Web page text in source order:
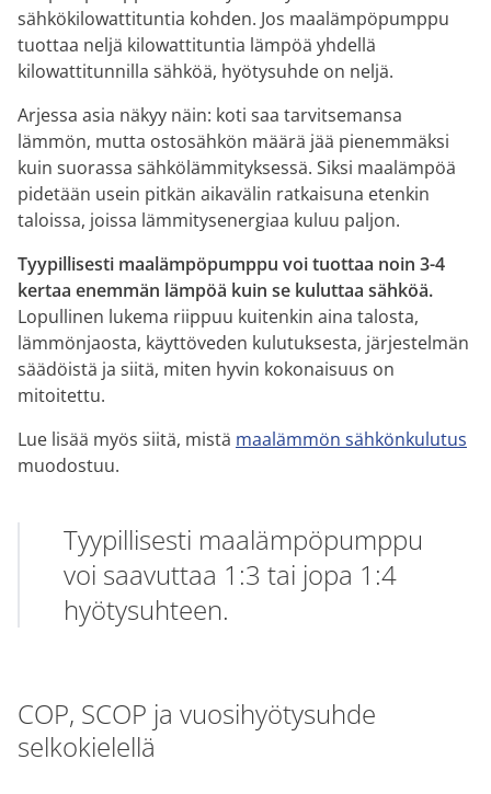
sähkökilowattituntia kohden. Jos maalämpöpumppu
tuottaa neljä kilowattituntia lämpöä yhdellä
kilowattitunnilla sähköä, hyötysuhde on neljä.
Arjessa asia näkyy näin: koti saa tarvitsemansa
lämmön, mutta ostosähkön määrä jää pienemmäksi
kuin suorassa sähkölämmityksessä. Siksi maalämpöä
pidetään usein pitkän aikavälin ratkaisuna etenkin
taloissa, joissa lämmitysenergiaa kuluu paljon.
Tyypillisesti maalämpöpumppu voi tuottaa noin 3-4
kertaa enemmän lämpöä kuin se kuluttaa sähköä.
Lopullinen lukema riippuu kuitenkin aina talosta,
lämmönjaosta, käyttöveden kulutuksesta, järjestelmän
säädöistä ja siitä, miten hyvin kokonaisuus on
mitoitettu.
Lue lisää myös siitä, mistä maalämmön sähkönkulutus
muodostuu.
Tyypillisesti maalämpöpumppu
voi saavuttaa 1:3 tai jopa 1:4
hyötysuhteen.
COP, SCOP ja vuosihyötysuhde
selkokielellä